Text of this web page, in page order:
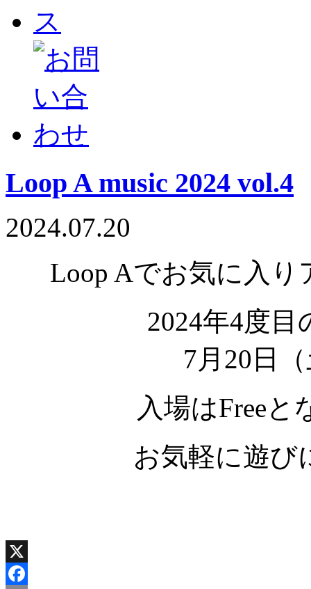
Loop A music 2024 vol.4
2024.07.20
Loop Aでお気に入
2024年4度目
7月20日
入場はFreeと
お気軽に遊び
X